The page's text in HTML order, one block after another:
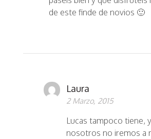
de este finde de novios 🙂
Laura
2 Marzo, 2015
Lucas tampoco tiene, y
nosotros no iremos a